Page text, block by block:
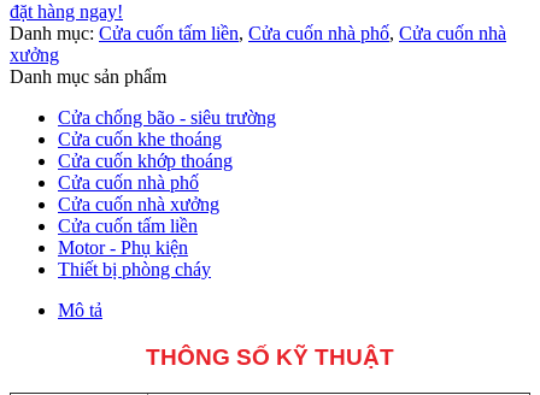
đặt hàng ngay!
Danh mục: Cửa cuốn tấm liền, Cửa cuốn nhà phố, Cửa cuốn nhà
xưởng
Danh mục sản phẩm
Cửa chống bão - siêu trường
Cửa cuốn khe thoáng
Cửa cuốn khớp thoáng
Cửa cuốn nhà phố
Cửa cuốn nhà xưởng
Cửa cuốn tấm liền
Motor - Phụ kiện
Thiết bị phòng cháy
Mô tả
THÔNG SỐ KỸ THUẬT